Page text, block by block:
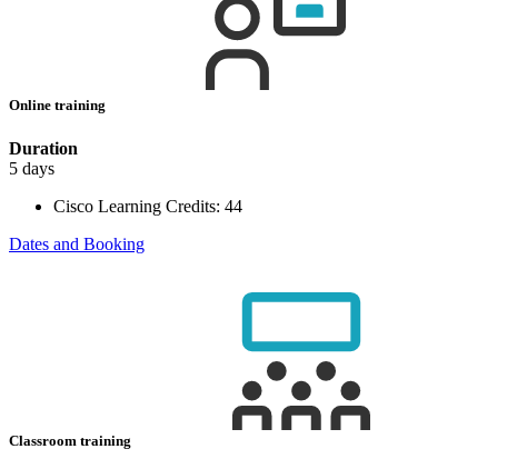
Online training
Duration
5 days
Cisco Learning Credits: 44
Dates and Booking
Classroom training